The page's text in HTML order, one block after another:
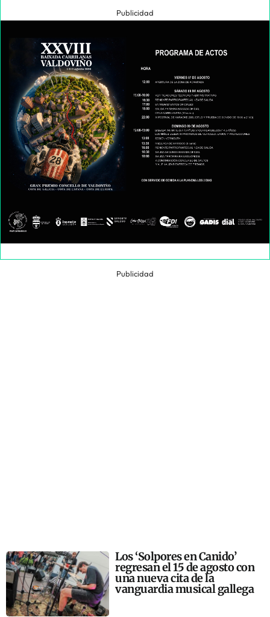
Publicidad
Publicidad
Los ‘Solpores en Canido’
regresan el 15 de agosto con
una nueva cita de la
vanguardia musical gallega